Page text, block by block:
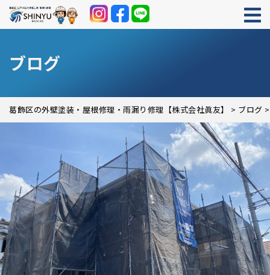
ブログ
葛飾区の外壁塗装・屋根修理・雨漏り修理【株式会社眞友】 > ブログ